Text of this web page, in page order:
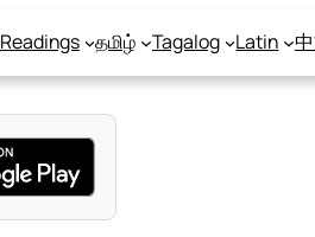
Readings தமிழ் Tagalog Latin